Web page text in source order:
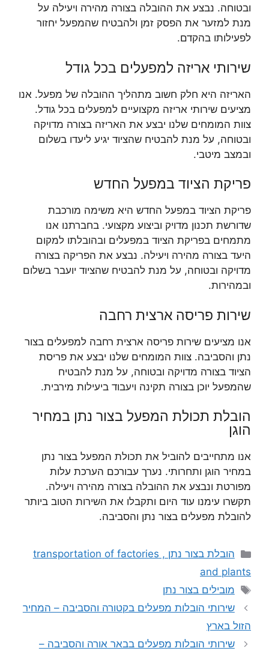
ובטוחה. נבצע את ההובלה בצורה מהירה ויעילה על
מנת למזער את הפסק זמן ולהבטיח שהמפעל יחזור
לפעילותו בהקדם.
שירותי אריזה למפעלים בכל גודל
האריזה היא חלק חשוב מתהליך ההובלה של מפעל. אנו
מציעים שירותי אריזה מקצועיים למפעלים בכל גודל.
צוות המומחים שלנו יבצע את האריזה בצורה מדויקה
ובטוחה, על מנת להבטיח שהציוד יגיע ליעדו בשלום
ובמצב מיטבי.
פריקת הציוד במפעל החדש
פריקת הציוד במפעל החדש היא משימה מורכבת
שדורשת תכנון מדויק וביצוע מקצועי. בחברתנו אנו
מתמחים בפריקת הציוד במפעלים ובהובלתו למקום
היעד בצורה מהירה ויעילה. נבצע את הפריקה בצורה
מדויקה ובטוחה, על מנת להבטיח שהציוד יועבר בשלום
ובמהירות.
שירות פריסה ארצית רחבה
אנו מציעים שירות פריסה ארצית רחבה למפעלים בצור
נתן והסביבה. צוות המומחים שלנו יבצע את פריסת
הציוד בצורה מדויקה ובטוחה, על מנת להבטיח
שהמפעל יוכן בצורה תקינה ויעבוד ביעילות מירבית.
הובלת תכולת המפעל בצור נתן במחיר
הוגן
אנו מתחייבים להוביל את תכולת המפעל בצור נתן
במחיר הוגן ותחרותי. נערך עבורכם הערכת עלות
מפורטת ונבצע את ההובלה בצורה מהירה ויעילה.
תקשרו עימנו עוד היום ותקבלו את השירות הטוב ביותר
להובלת מפעלים בצור נתן והסביבה.
קטגוריות
הובלת בצור נתן , transportation of factories
and plants
תגיות
מובילים בצור נתן
שירותי הובלות מפעלים בקטורה והסביבה – המחיר
הזול בארץ
שירותי הובלות מפעלים בבאר אורה והסביבה –